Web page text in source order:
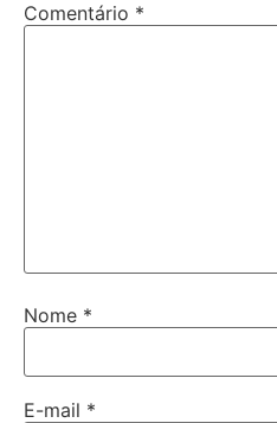
Comentário *
Nome *
E-mail *